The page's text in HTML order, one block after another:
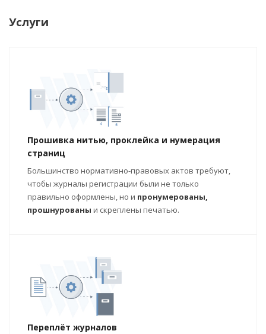
Услуги
Прошивка нитью, проклейка и нумерация
страниц
Большинство нормативно-правовых актов требуют,
чтобы журналы регистрации были не только
правильно оформлены, но и пронумерованы,
прошнурованы и скреплены печатью.
Переплёт журналов